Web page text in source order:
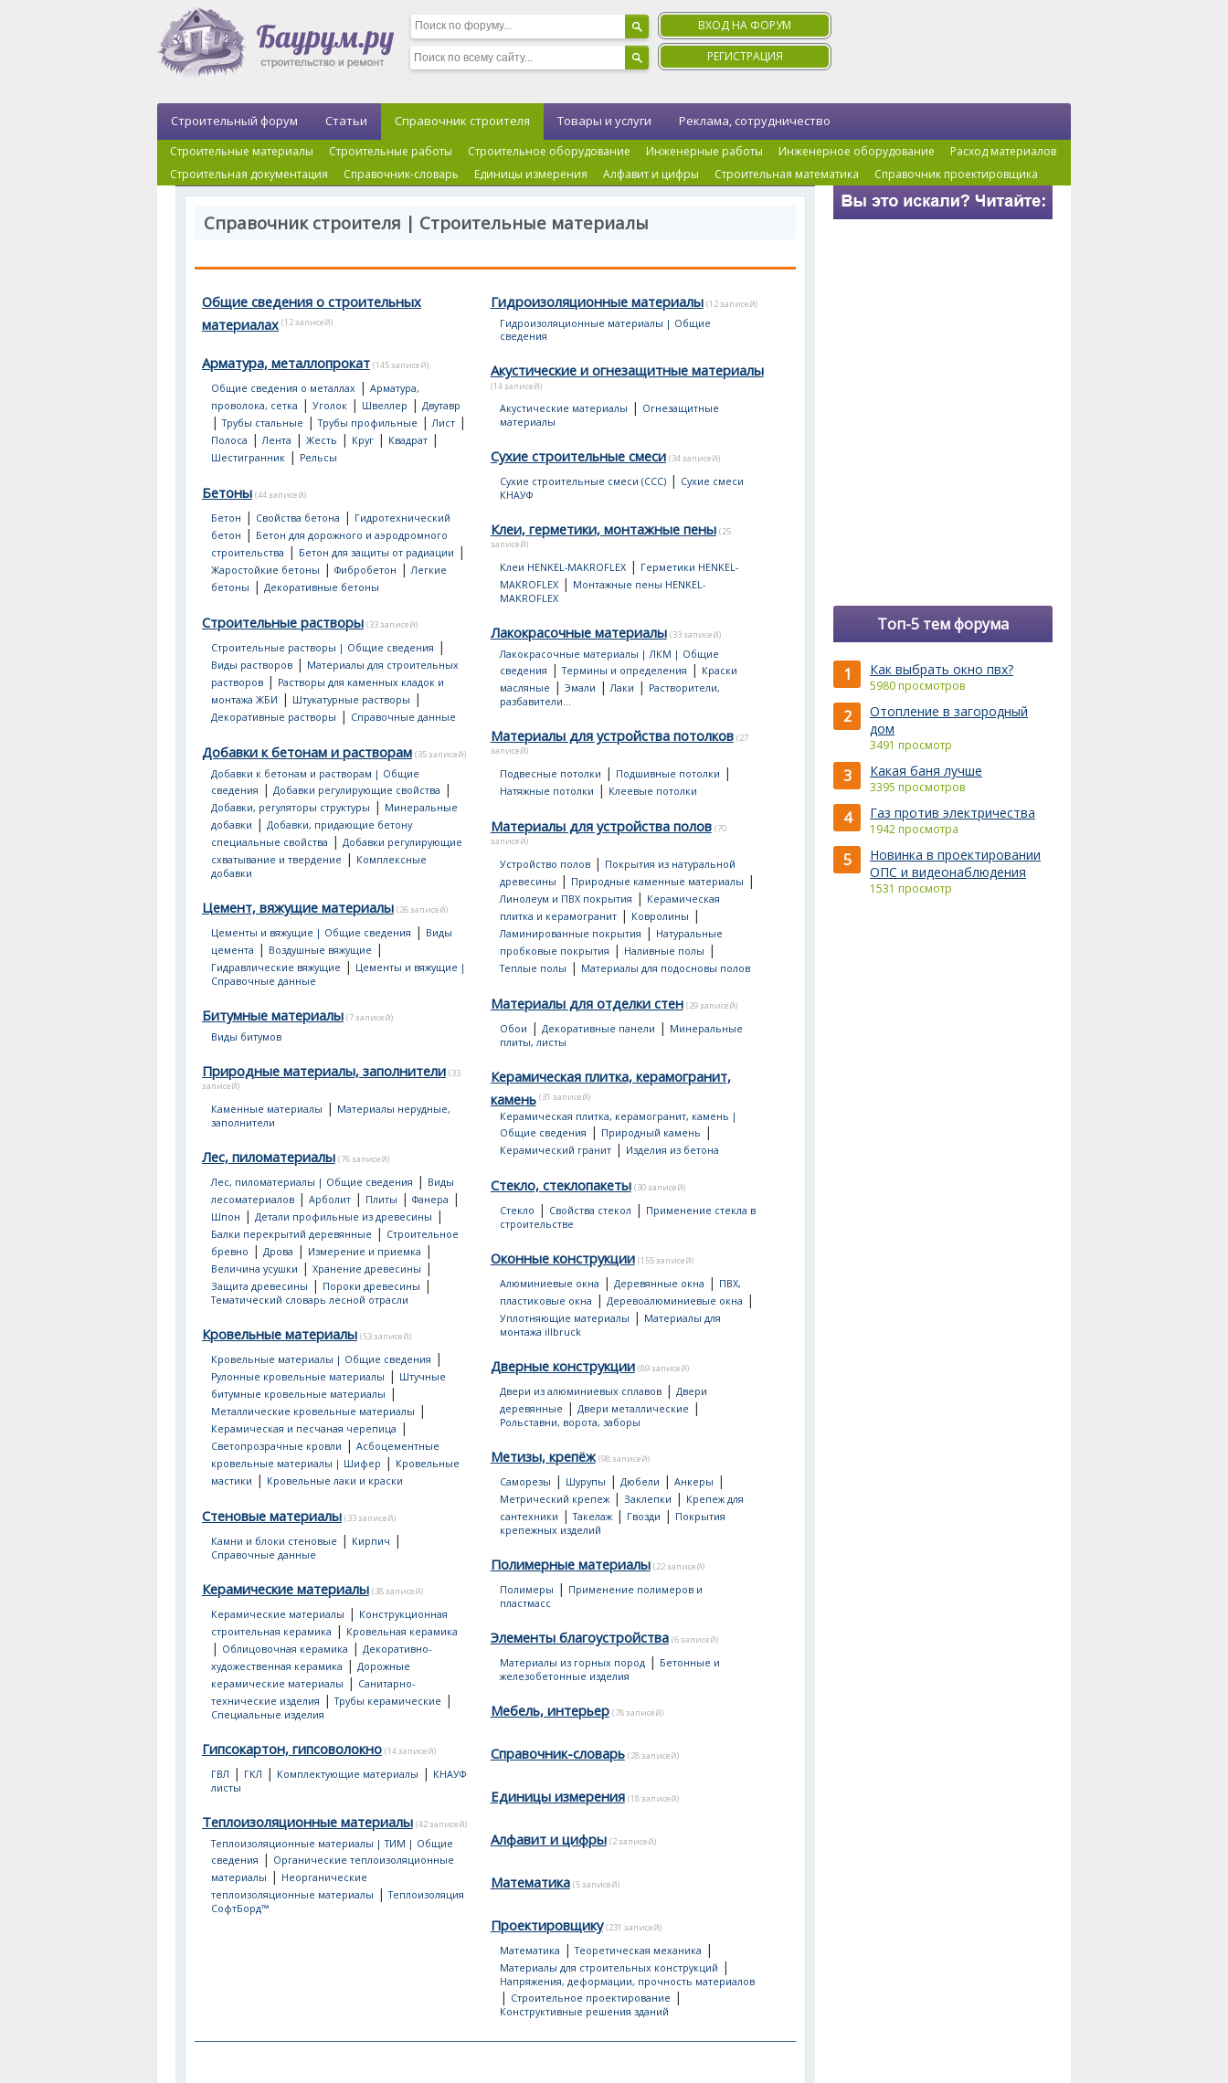
ВХОД НА ФОРУМ
РЕГИСТРАЦИЯ
Строительный форум Статьи Справочник строителя
Строительные материалы Строительные работы Строительное оборудование Инженерные работы Инженерное оборудование
Расход материалов
Строительная документация
Справочник-словарь Единицы измерения Алфавит и цифры Строительная математика Справочник проектировщика
Товары и услуги Реклама, сотрудничество
Справочник строителя | Строительные материалы
Общие сведения о строительных
материалах (12 записей)
Арматура, металлопрокат (145 записей)
Общие сведения о металлах| Арматура,
проволока, сетка | Уголок| Швеллер | Двутавр
|Трубы стальные |Трубы профильные |Лист|
Полоса |Лента | Жесть | Круг| Квадрат|
Шестигранник| Рельсы
Бетоны (44 записей)
Бетон | Свойства бетона | Гидротехнический
бетон | Бетон для дорожного и аэродромного
строительства | Бетон для защиты от радиации |
Жаростойкие бетоны | Фибробетон |Легкие
бетоны | Декоративные бетоны
Строительные растворы (33 записей)
Строительные растворы | Общие сведения |
Виды растворов| Материалы для строительных
растворов| Растворы для каменных кладок и
монтажа ЖБИ | Штукатурные растворы |
Декоративные растворы | Справочные данные
Добавки к бетонам и растворам (35 записей)
Добавки к бетонам и растворам | Общие
сведения | Добавки регулирующие свойства |
Добавки, регуляторы структуры | Минеральные
добавки | Добавки, придающие бетону
специальные свойства | Добавки регулирующие
схватывание и твердение | Комплексные
добавки
Цемент, вяжущие материалы (26 записей)
Цементы и вяжущие | Общие сведения | Виды
цемента | Воздушные вяжущие |
Гидравлические вяжущие | Цементы и вяжущие |
Справочные данные
Битумные материалы (7 записей)
Виды битумов
Природные материалы, заполнители (33
записей)
Каменные материалы | Материалы нерудные,
заполнители
Лес, пиломатериалы (76 записей)
Лес, пиломатериалы | Общие сведения | Виды
лесоматериалов| Арболит| Плиты | Фанера |
Шпон | Детали профильные из древесины |
Балки перекрытий деревянные | Строительное
бревно | Дрова | Измерение и приемка |
Величина усушки | Хранение древесины |
Защита древесины | Пороки древесины |
Тематический словарь лесной отрасли
Кровельные материалы (53 записей)
Кровельные материалы | Общие сведения |
Рулонные кровельные материалы | Штучные
битумные кровельные материалы |
Металлические кровельные материалы |
Керамическая и песчаная черепица |
Светопрозрачные кровли | Асбоцементные
кровельные материалы | Шифер | Кровельные
мастики | Кровельные лаки и краски
Стеновые материалы (33 записей)
Камни и блоки стеновые | Кирпич |
Справочные данные
Керамические материалы (38 записей)
Керамические материалы | Конструкционная
строительная керамика | Кровельная керамика
| Облицовочная керамика | Декоративно-
художественная керамика | Дорожные
керамические материалы | Санитарно-
технические изделия |Трубы керамические |
Специальные изделия
Гипсокартон, гипсоволокно (14 записей)
ГВЛ | ГКЛ | Комплектующие материалы | КНАУФ
листы
Теплоизоляционные материалы (42 записей)
Теплоизоляционные материалы | ТИМ | Общие
сведения | Органические теплоизоляционные
материалы | Неорганические
теплоизоляционные материалы |Теплоизоляция
СофтБорд™
Гидроизоляционные материалы (12 записей)
Гидроизоляционные материалы | Общие
сведения
Акустические и огнезащитные материалы
(14 записей)
Акустические материалы | Огнезащитные
материалы
Сухие строительные смеси (34 записей)
Сухие строительные смеси (ССС)| Сухие смеси
КНАУФ
Клеи, герметики, монтажные пены (25
записей)
Клеи HENKEL-MAKROFLEX| Герметики HENKEL-
MAKROFLEX| Монтажные пены HENKEL-
MAKROFLEX
Лакокрасочные материалы (33 записей)
Лакокрасочные материалы | ЛКМ | Общие
сведения |Термины и определения | Краски
масляные | Эмали |Лаки | Растворители,
разбавители...
Материалы для устройства потолков (27
записей)
Подвесные потолки | Подшивные потолки |
Натяжные потолки | Клеевые потолки
Материалы для устройства полов (70
записей)
Устройство полов| Покрытия из натуральной
древесины | Природные каменные материалы |
Линолеум и ПВХ покрытия | Керамическая
плитка и керамогранит| Ковролины |
Ламинированные покрытия | Натуральные
пробковые покрытия | Наливные полы |
Теплые полы | Материалы для подосновы полов
Материалы для отделки стен (29 записей)
Обои | Декоративные панели | Минеральные
плиты, листы
Керамическая плитка, керамогранит,
камень (31 записей)
Керамическая плитка, керамогранит, камень |
Общие сведения | Природный камень |
Керамический гранит| Изделия из бетона
Стекло, стеклопакеты (30 записей)
Стекло | Свойства стекол | Применение стекла в
строительстве
Оконные конструкции (155 записей)
Алюминиевые окна | Деревянные окна | ПВХ,
пластиковые окна | Деревоалюминиевые окна |
Уплотняющие материалы | Материалы для
монтажа illbruck
Дверные конструкции (89 записей)
Двери из алюминиевых сплавов| Двери
деревянные | Двери металлические |
Рольставни, ворота, заборы
Метизы, крепёж (98 записей)
Саморезы | Шурупы | Дюбели | Анкеры |
Метрический крепеж| Заклепки | Крепеж для
сантехники |Такелаж| Гвозди | Покрытия
крепежных изделий
Полимерные материалы (22 записей)
Полимеры | Применение полимеров и
пластмасс
Элементы благоустройства (6 записей)
Материалы из горных пород| Бетонные и
железобетонные изделия
Мебель, интерьер (78 записей)
Справочник-словарь (28 записей)
Единицы измерения (18 записей)
Алфавит и цифры (2 записей)
Математика (5 записей)
Проектировщику (231 записей)
Математика |Теоретическая механика |
Материалы для строительных конструкций |
Напряжения, деформации, прочность материалов
| Строительное проектирование |
Конструктивные решения зданий
Топ-5 тем форума
1 Как выбрать окно пвх?
5980 просмотров
2
Отопление в загородный
дом
3491 просмотр
3 Какая баня лучше
3395 просмотров
4 Газ против электричества
1942 просмотра
5
Новинка в проектировании
ОПС и видеонаблюдения
1531 просмотр